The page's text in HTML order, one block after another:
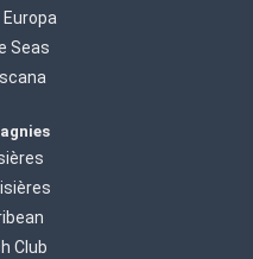
Europa
Seas
Club